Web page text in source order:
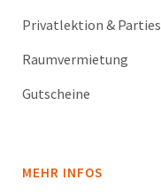
Privatlektion & Parties
Raumvermietung
Gutscheine
MEHR INFOS